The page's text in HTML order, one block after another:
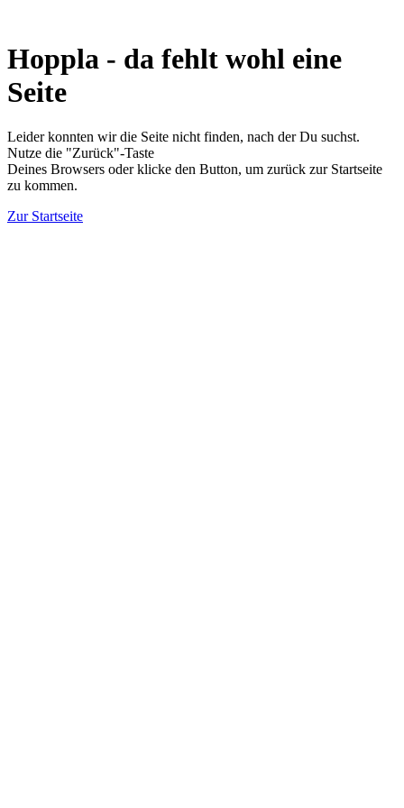
Hoppla - da fehlt wohl eine
Seite
Leider konnten wir die Seite nicht finden, nach der Du suchst.
Nutze die "Zurück"-Taste
Deines Browsers oder klicke den Button, um zurück zur Startseite
zu kommen.
Zur Startseite